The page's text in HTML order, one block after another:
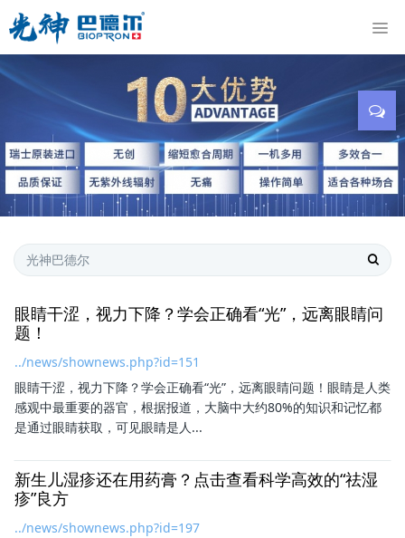
眼睛干涩，视力下降？学会正确看“光”，远离眼睛问
题！
../news/shownews.php?id=151
眼睛干涩，视力下降？学会正确看“光”，远离眼睛问题！眼睛是人类
感观中最重要的器官，根据报道，大脑中大约80%的知识和记忆都
是通过眼睛获取，可见眼睛是人...
新生儿湿疹还在用药膏？点击查看科学高效的“祛湿
疹”良方
../news/shownews.php?id=197